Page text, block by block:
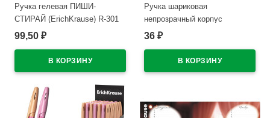
Ручка гелевая ПИШИ-
СТИРАЙ (ErichKrause) R-301
Магия Френч (Magic Frenchie)
99,50 ₽
Ручка шариковая
непрозрачный корпус
(ErichKrause) Техно Дино
арт.65178 (Ст.50)
36 ₽